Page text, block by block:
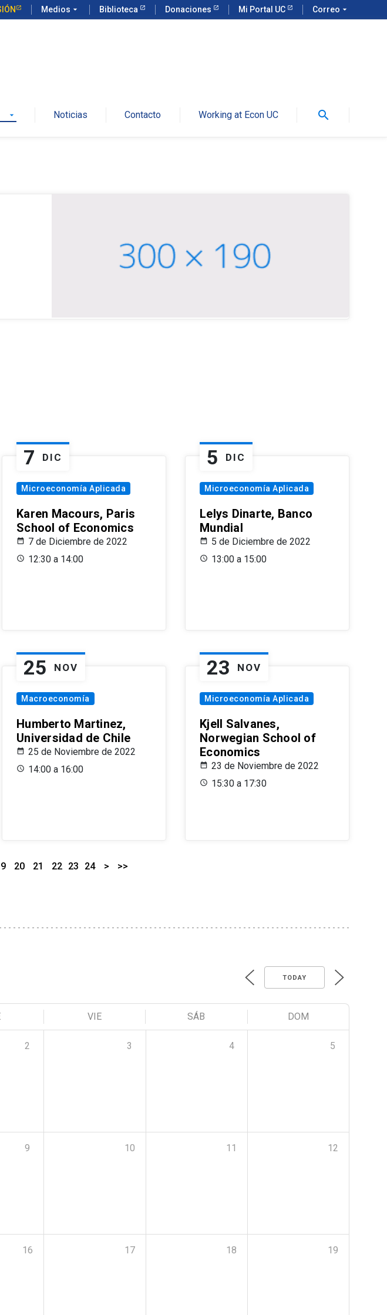
Medios arrow_drop_down Biblioteca Donaciones Mi Portal UC Correo arrow_drop_down
arrow_drop_down Noticias Contacto Working at Econ UC search
7 DIC
Microeconomía Aplicada
Karen Macours, Paris
School of Economics
7 de Diciembre de 2022
12:30 a 14:00
5 DIC
Microeconomía Aplicada
Lelys Dinarte, Banco
Mundial
5 de Diciembre de 2022
13:00 a 15:00
25 NOV
Macroeconomía
Humberto Martinez,
Universidad de Chile
25 de Noviembre de 2022
14:00 a 16:00
23 NOV
Microeconomía Aplicada
Kjell Salvanes,
Norwegian School of
Economics
23 de Noviembre de 2022
15:30 a 17:30
20 21 22 23 24 > >>
TODAY
VIE SÁB DOM
2 3 4 5
9 10 11 12
16 17 18 19